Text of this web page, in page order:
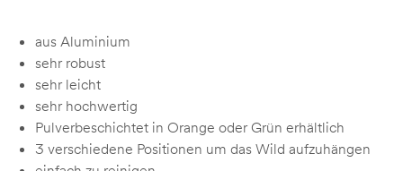
aus Aluminium
sehr robust
sehr leicht
sehr hochwertig
Pulverbeschichtet in Orange oder Grün erhältlich
3 verschiedene Positionen um das Wild aufzuhängen